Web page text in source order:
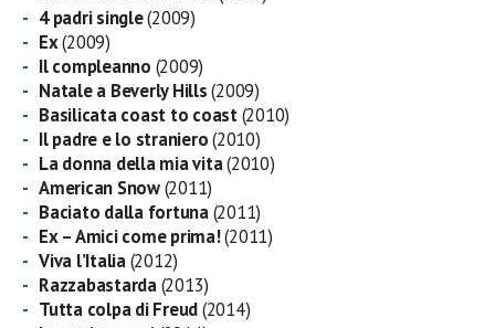
4 padri single(2009)
Ex(2009)
Il compleanno (2009)
Natale a Beverly Hills(2009)
Basilicata coast to coast(2010)
Il padre e lo straniero(2010)
La donna della mia vita(2010)
American Snow(2011)
Baciato dalla fortuna(2011)
Ex – Amici come prima!(2011)
Viva l’Italia(2012)
Razzabastarda(2013)
Tutta colpa di Freud(2014)